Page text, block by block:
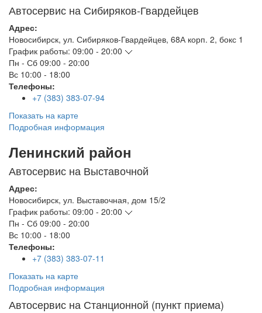
Автосервис на Сибиряков-Гвардейцев
Адрес:
Новосибирск, ул. Сибиряков-Гвардейцев, 68А корп. 2, бокс 1
График работы: 09:00 - 20:00
Пн - Сб 09:00 - 20:00
Вс 10:00 - 18:00
Телефоны:
+7 (383) 383-07-94
Показать на карте
Подробная информация
Ленинский район
Автосервис на Выставочной
Адрес:
Новосибирск, ул. Выставочная, дом 15/2
График работы: 09:00 - 20:00
Пн - Сб 09:00 - 20:00
Вс 10:00 - 18:00
Телефоны:
+7 (383) 383-07-11
Показать на карте
Подробная информация
Автосервис на Станционной (пункт приема)